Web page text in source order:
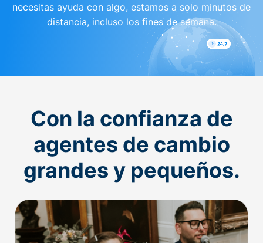
necesitas ayuda con algo, estamos a solo minutos de
distancia, incluso los fines de semana.
Con la confianza de
agentes de cambio
grandes y pequeños.